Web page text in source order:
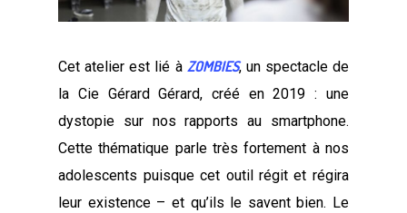
Cet atelier est lié à ZOMBIES, un spectacle de
la Cie Gérard Gérard, créé en 2019 : une
dystopie sur nos rapports au smartphone.
Cette thématique parle très fortement à nos
adolescents puisque cet outil régit et régira
leur existence – et qu’ils le savent bien. Le